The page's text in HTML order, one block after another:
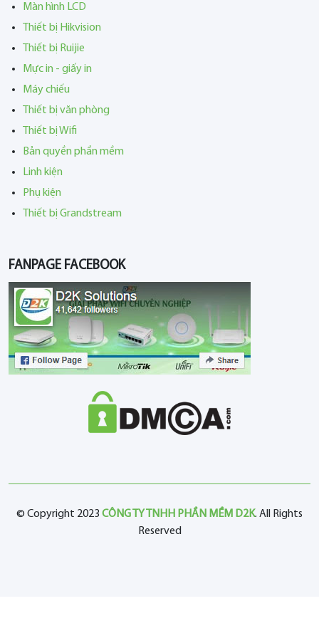
Màn hình LCD
Thiết bị Hikvision
Thiết bị Ruijie
Mực in - giấy in
Máy chiếu
Thiết bị văn phòng
Thiết bị Wifi
Bản quyền phần mềm
Linh kiện
Phụ kiện
Thiết bị Grandstream
FANPAGE FACEBOOK
© Copyright 2023 CÔNG TY TNHH PHẦN MỀM D2K. All Rights
Reserved